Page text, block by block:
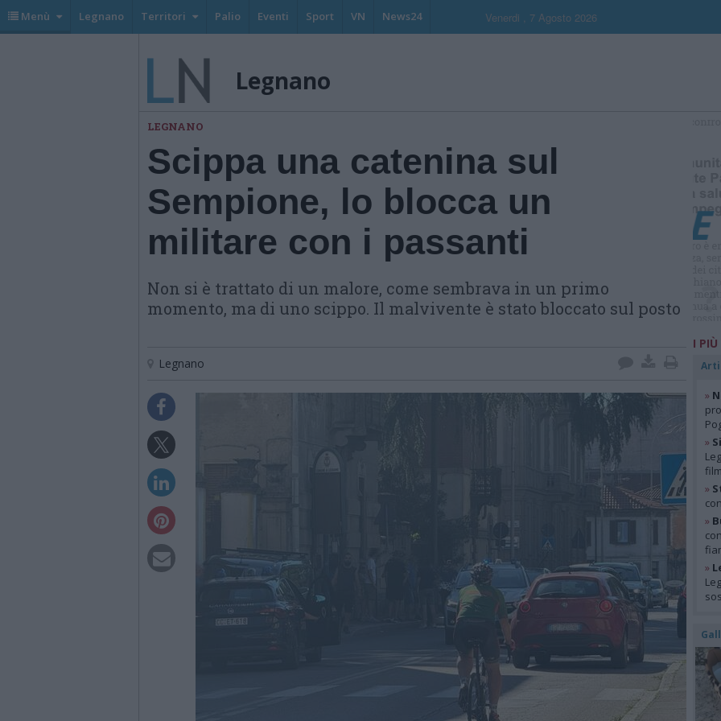
Menù Legnano Territori Palio Eventi Sport VN News24 Venerdi , 7 Agosto 2026
Legnano
LEGNANO
Scippa una catenina sul
Sempione, lo blocca un
militare con i passanti
Non si è trattato di un malore, come sembrava in un primo
momento, ma di uno scippo. Il malvivente è stato bloccato sul posto
Legnano
I PIÙ
»
»
»
»
»